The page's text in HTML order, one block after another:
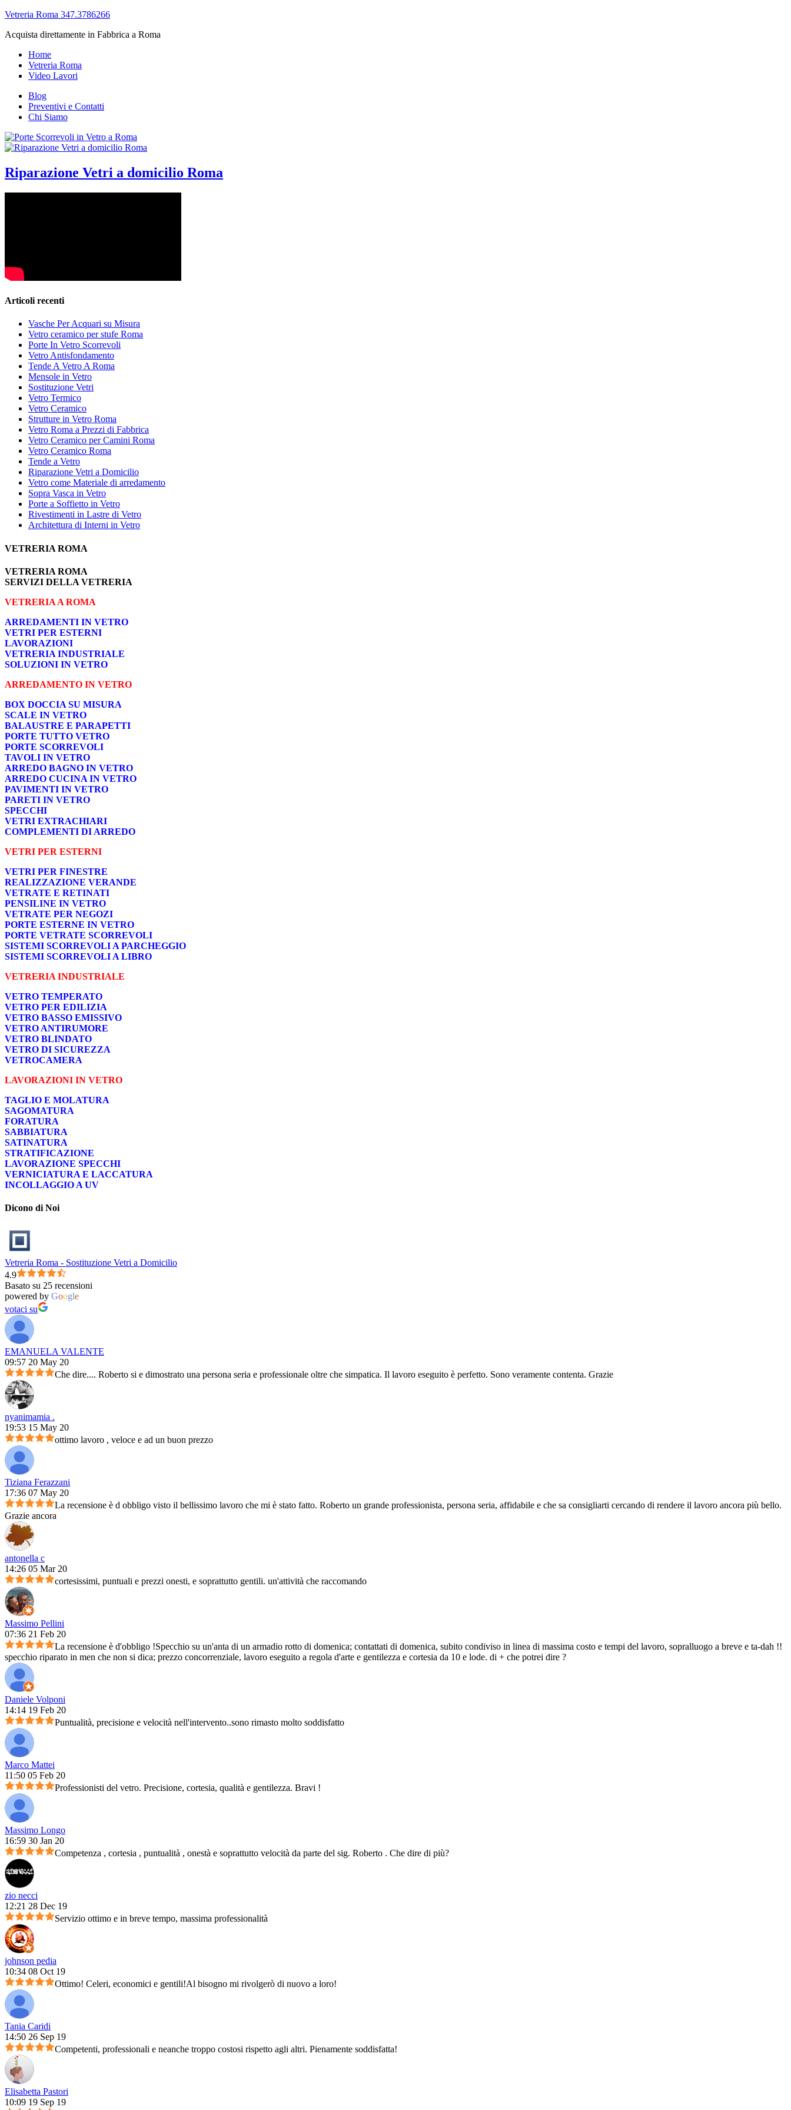
Vetreria Roma 347.3786266
Acquista direttamente in Fabbrica a Roma
Home
Vetreria Roma
Video Lavori
Blog
Preventivi e Contatti
Chi Siamo
Riparazione Vetri a domicilio Roma
Articoli recenti
Vasche Per Acquari su Misura
Vetro ceramico per stufe Roma
Porte In Vetro Scorrevoli
Vetro Antisfondamento
Tende A Vetro A Roma
Mensole in Vetro
Sostituzione Vetri
Vetro Termico
Vetro Ceramico
Strutture in Vetro Roma
Vetro Roma a Prezzi di Fabbrica
Vetro Ceramico per Camini Roma
Vetro Ceramico Roma
Tende a Vetro
Riparazione Vetri a Domicilio
Vetro come Materiale di arredamento
Sopra Vasca in Vetro
Porte a Soffietto in Vetro
Rivestimenti in Lastre di Vetro
Architettura di Interni in Vetro
VETRERIA ROMA
VETRERIA ROMA
SERVIZI DELLA VETRERIA
VETRERIA A ROMA
ARREDAMENTI IN VETRO
VETRI PER ESTERNI
LAVORAZIONI
VETRERIA INDUSTRIALE
SOLUZIONI IN VETRO
ARREDAMENTO IN VETRO
BOX DOCCIA SU MISURA
SCALE IN VETRO
BALAUSTRE E PARAPETTI
PORTE TUTTO VETRO
PORTE SCORREVOLI
TAVOLI IN VETRO
ARREDO BAGNO IN VETRO
ARREDO CUCINA IN VETRO
PAVIMENTI IN VETRO
PARETI IN VETRO
SPECCHI
VETRI EXTRACHIARI
COMPLEMENTI DI ARREDO
VETRI PER ESTERNI
VETRI PER FINESTRE
REALIZZAZIONE VERANDE
VETRATE E RETINATI
PENSILINE IN VETRO
VETRATE PER NEGOZI
PORTE ESTERNE IN VETRO
PORTE VETRATE SCORREVOLI
SISTEMI SCORREVOLI A PARCHEGGIO
SISTEMI SCORREVOLI A LIBRO
VETRERIA INDUSTRIALE
VETRO TEMPERATO
VETRO PER EDILIZIA
VETRO BASSO EMISSIVO
VETRO ANTIRUMORE
VETRO BLINDATO
VETRO DI SICUREZZA
VETROCAMERA
LAVORAZIONI IN VETRO
TAGLIO E MOLATURA
SAGOMATURA
FORATURA
SABBIATURA
SATINATURA
STRATIFICAZIONE
LAVORAZIONE SPECCHI
VERNICIATURA E LACCATURA
INCOLLAGGIO A UV
Dicono di Noi
Vetreria Roma - Sostituzione Vetri a Domicilio
4.9
Basato su 25 recensioni
powered by Google
votaci su
EMANUELA VALENTE
09:57 20 May 20
Che dire.... Roberto si e dimostrato una persona seria e professionale oltre che simpatica. Il lavoro eseguito è perfetto. Sono veramente contenta. Grazie
nyanimamia .
19:53 15 May 20
ottimo lavoro , veloce e ad un buon prezzo
Tiziana Ferazzani
17:36 07 May 20
La recensione è d obbligo visto il bellissimo lavoro che mi è stato fatto. Roberto un grande professionista, persona seria, affidabile e che sa consigliarti cercando di rendere il lavoro ancora più bello.
Grazie ancora
antonella c
14:26 05 Mar 20
cortesissimi, puntuali e prezzi onesti, e soprattutto gentili. un'attività che raccomando
Massimo Pellini
07:36 21 Feb 20
La recensione è d'obbligo !Specchio su un'anta di un armadio rotto di domenica; contattati di domenica, subito condiviso in linea di massima costo e tempi del lavoro, sopralluogo a breve e ta-dah !!
specchio riparato in men che non si dica; prezzo concorrenziale, lavoro eseguito a regola d'arte e gentilezza e cortesia da 10 e lode. di + che potrei dire ?
Daniele Volponi
14:14 19 Feb 20
Puntualità, precisione e velocità nell'intervento..sono rimasto molto soddisfatto
Marco Mattei
11:50 05 Feb 20
Professionisti del vetro. Precisione, cortesia, qualità e gentilezza. Bravi !
Massimo Longo
16:59 30 Jan 20
Competenza , cortesia , puntualità , onestà e soprattutto velocità da parte del sig. Roberto . Che dire di più?
zio necci
12:21 28 Dec 19
Servizio ottimo e in breve tempo, massima professionalità
johnson pedia
10:34 08 Oct 19
Ottimo! Celeri, economici e gentili!Al bisogno mi rivolgerò di nuovo a loro!
Tania Caridi
14:50 26 Sep 19
Competenti, professionali e neanche troppo costosi rispetto agli altri. Pienamente soddisfatta!
Elisabetta Pastori
10:09 19 Sep 19